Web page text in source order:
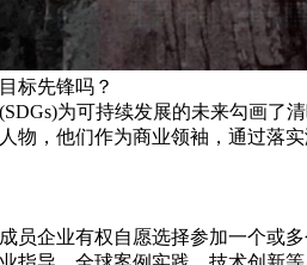
标先锋吗？
为可持续发展的未来勾画了
物，他们作为商业领袖，通过落
员企业有权自愿选择参加一个或